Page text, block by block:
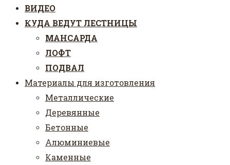
ВИДЕО
КУДА ВЕДУТ ЛЕСТНИЦЫ
МАНСАРДА
ЛОФТ
ПОДВАЛ
Материалы для изготовления
Металлические
Деревянные
Бетонные
Алюминиевые
Каменные